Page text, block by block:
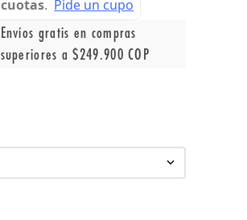
Envíos gratis en compras
superiores a $249.900 COP